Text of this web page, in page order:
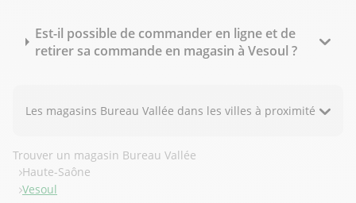
Est-il possible de commander en ligne et de
retirer sa commande en magasin à Vesoul ?
Les magasins Bureau Vallée dans les villes à proximité
Trouver un magasin Bureau Vallée
Haute-Saône
Vesoul